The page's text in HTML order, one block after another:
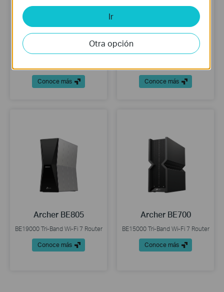
Conoce más Conoce más
Archer BE805
BE19000 Tri-Band Wi-Fi 7 Router
Conoce más
Archer BE700
BE15000 Tri-Band Wi-Fi 7 Router
Conoce más
Ir
Otra opción